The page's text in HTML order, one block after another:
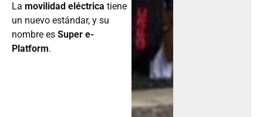
La movilidad eléctrica tiene
un nuevo estándar, y su
nombre es Super e-
Platform.